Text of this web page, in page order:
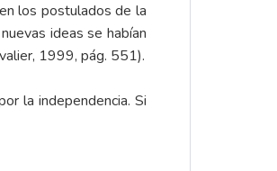
los postulados de la
ideas se habían
1999, pág. 551).
la independencia. Si